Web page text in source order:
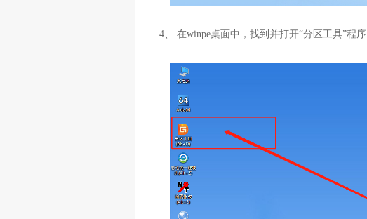
4、 在winpe桌面中，找到并打开“分区工具”程序